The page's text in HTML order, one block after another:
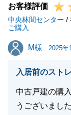
お客様評価
中央林間センター /
ご購入
M様
M様 2025年
入居前のスト
中古戸建の購
うございました